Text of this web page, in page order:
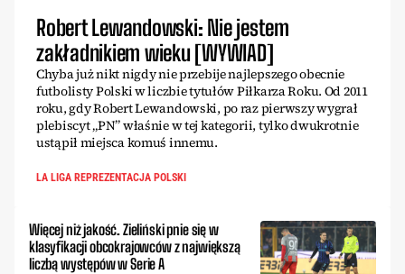
Robert Lewandowski: Nie jestem
zakładnikiem wieku [WYWIAD]
Chyba już nikt nigdy nie przebije najlepszego obecnie
futbolisty Polski w liczbie tytułów Piłkarza Roku. Od 2011
roku, gdy Robert Lewandowski, po raz pierwszy wygrał
plebiscyt „PN” właśnie w tej kategorii, tylko dwukrotnie
ustąpił miejsca komuś innemu.
LA LIGA REPREZENTACJA POLSKI
Więcej niż jakość. Zieliński pnie się w
klasyfikacji obcokrajowców z największą
liczbą występów w Serie A